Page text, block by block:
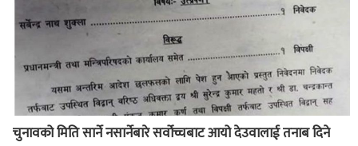
चुनावको मिति सार्ने नसार्नेबारे सर्वोच्चबाट आयो देउवालाई तनाब दिने